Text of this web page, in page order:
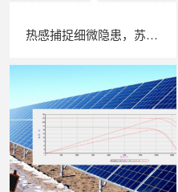
热感捕捉细微隐患，苏州 LAILX LX‑F300 手持红外热成像仪赋能光伏安全运维